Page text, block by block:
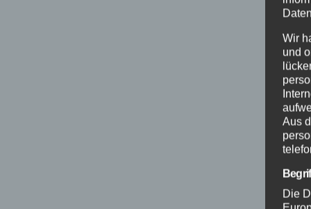
Wir
und
Aus
Die